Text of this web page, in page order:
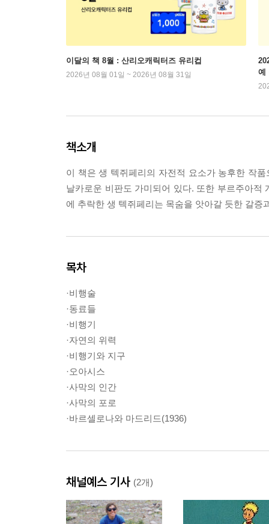
이달의 책 8월 : 산리오캐릭터즈 유리컵
2026년 08월 01일 ~ 2026년 08월 31일
예
책소개
이 책은 생 텍쥐페리의 자전적 요소가 농후한 작
날카로운 비판도 가미되어 있다. 또한 부르주아
에 추락한 생 텍쥐페리는 목숨을 앗아갈 듯한 갈
목차
·비행술
·동료들
·비행기
·자연의 위력
·비행기와 지구
·오아시스
·사막의 인간
·사막의 포로
·바르셀로나와 마드리드(1936)
채널예스 기사 (2개)